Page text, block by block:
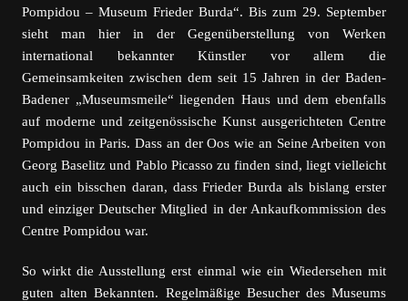
Pompidou – Museum Frieder Burda“. Bis zum 29. September
sieht man hier in der Gegenüberstellung von Werken
international bekannter Künstler vor allem die
Gemeinsamkeiten zwischen dem seit 15 Jahren in der Baden-
Badener „Museumsmeile“ liegenden Haus und dem ebenfalls
auf moderne und zeitgenössische Kunst ausgerichteten Centre
Pompidou in Paris. Dass an der Oos wie an Seine Arbeiten von
Georg Baselitz und Pablo Picasso zu finden sind, liegt vielleicht
auch ein bisschen daran, dass Frieder Burda als bislang erster
und einziger Deutscher Mitglied in der Ankaufkommission des
Centre Pompidou war.
So wirkt die Ausstellung erst einmal wie ein Wiedersehen mit
guten alten Bekannten. Regelmäßige Besucher des Museums